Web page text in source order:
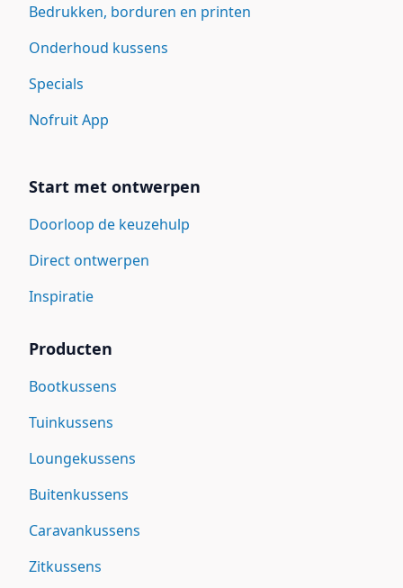
Bedrukken, borduren en printen
Onderhoud kussens
Specials
Nofruit App
Start met ontwerpen
Doorloop de keuzehulp
Direct ontwerpen
Inspiratie
Producten
Bootkussens
Tuinkussens
Loungekussens
Buitenkussens
Caravankussens
Zitkussens